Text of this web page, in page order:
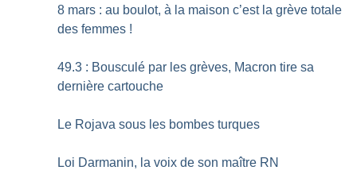
8 mars : au boulot, à la maison c’est la grève totale
des femmes !
49.3 : Bousculé par les grèves, Macron tire sa
dernière cartouche
Le Rojava sous les bombes turques
Loi Darmanin, la voix de son maître RN